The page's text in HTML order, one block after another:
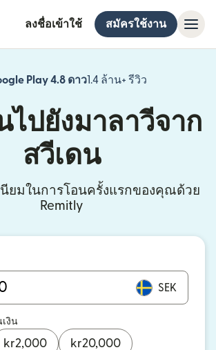
ลงชื่อเข้าใช้ สมัครใช้งาน
Play 4.8 ดาว1.4 ล้าน+ รีวิว
(เปิดในหน้าต่
ไปยังมาลาวีจาก
สวีเดน
ยมในการโอนครั้งแรกของคุณด้วย
Remitly
SEK
งิน
kr2,000 kr20,000